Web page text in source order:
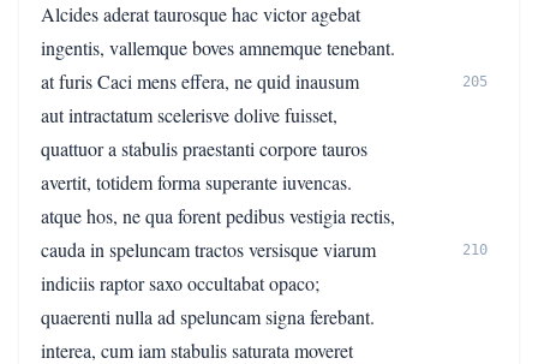
Alcides aderat taurosque hac victor agebat
ingentis, vallemque boves amnemque tenebant.
at furis Caci mens effera, ne quid inausum
205
aut intractatum scelerisve dolive fuisset,
quattuor a stabulis praestanti corpore tauros
avertit, totidem forma superante iuvencas.
atque hos, ne qua forent pedibus vestigia rectis,
cauda in speluncam tractos versisque viarum
210
indiciis raptor saxo occultabat opaco;
quaerenti nulla ad speluncam signa ferebant.
interea, cum iam stabulis saturata moveret